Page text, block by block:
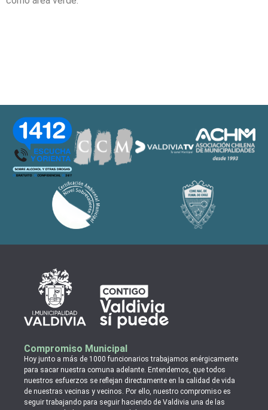
Compromiso Municipal
Hoy junto a más de 1000 funcionarios trabajamos enérgicamente
para sacar nuestra comuna adelante. Entendemos, que todos
nuestros esfuerzos se reflejan directamente en la calidad de vida
de nuestras vecinas y vecinos. Por ello, nuestro compromiso es
seguir trabajando para seguir haciendo de Valdivia una de las